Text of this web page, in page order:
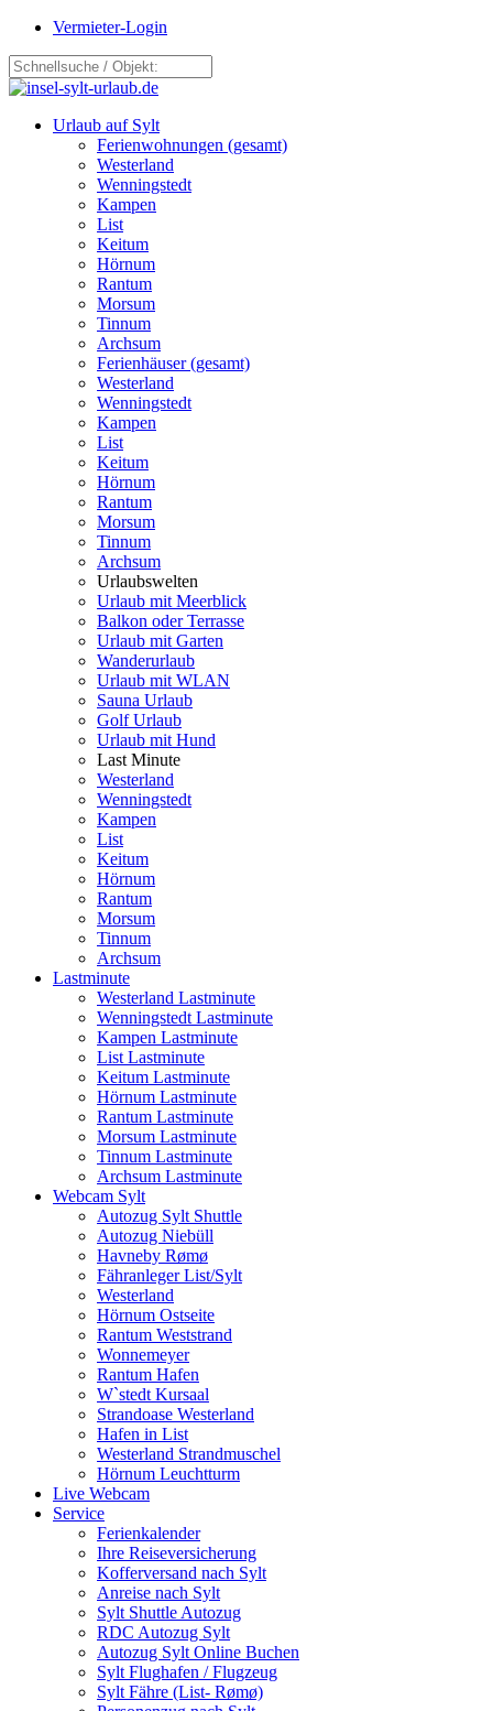
Vermieter-Login
Urlaub auf Sylt
Ferienwohnungen (gesamt)
Westerland
Wenningstedt
Kampen
List
Keitum
Hörnum
Rantum
Morsum
Tinnum
Archsum
Ferienhäuser (gesamt)
Westerland
Wenningstedt
Kampen
List
Keitum
Hörnum
Rantum
Morsum
Tinnum
Archsum
Urlaubswelten
Urlaub mit Meerblick
Balkon oder Terrasse
Urlaub mit Garten
Wanderurlaub
Urlaub mit WLAN
Sauna Urlaub
Golf Urlaub
Urlaub mit Hund
Last Minute
Westerland
Wenningstedt
Kampen
List
Keitum
Hörnum
Rantum
Morsum
Tinnum
Archsum
Lastminute
Westerland Lastminute
Wenningstedt Lastminute
Kampen Lastminute
List Lastminute
Keitum Lastminute
Hörnum Lastminute
Rantum Lastminute
Morsum Lastminute
Tinnum Lastminute
Archsum Lastminute
Webcam Sylt
Autozug Sylt Shuttle
Autozug Niebüll
Havneby Rømø
Fähranleger List/Sylt
Westerland
Hörnum Ostseite
Rantum Weststrand
Wonnemeyer
Rantum Hafen
W`stedt Kursaal
Strandoase Westerland
Hafen in List
Westerland Strandmuschel
Hörnum Leuchtturm
Live Webcam
Service
Ferienkalender
Ihre Reiseversicherung
Kofferversand nach Sylt
Anreise nach Sylt
Sylt Shuttle Autozug
RDC Autozug Sylt
Autozug Sylt Online Buchen
Sylt Flughafen / Flugzeug
Sylt Fähre (List- Rømø)